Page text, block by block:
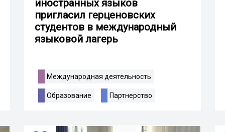
иностранных языков
пригласил герценовских
студентов в международный
языковой лагерь
Международная деятельность
Образование Партнерство